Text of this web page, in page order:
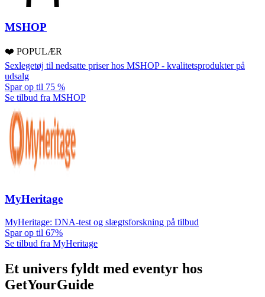
MSHOP
❤️ POPULÆR
Sexlegetøj til nedsatte priser hos MSHOP - kvalitetsprodukter på
udsalg
Spar op til 75 %
Se tilbud fra MSHOP
MyHeritage
MyHeritage: DNA-test og slægtsforskning på tilbud
Spar op til 67%
Se tilbud fra MyHeritage
Et univers fyldt med eventyr hos
GetYourGuide